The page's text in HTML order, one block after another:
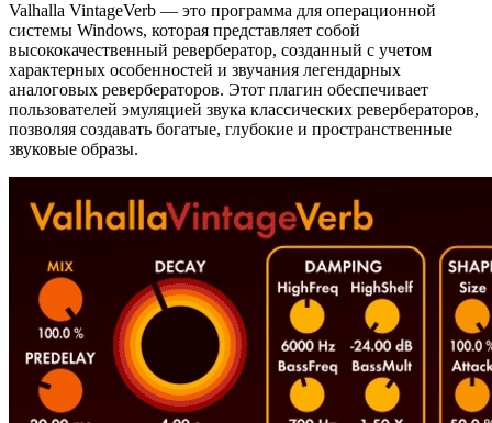
Valhalla VintageVerb — это программа для операционной
системы Windows, которая представляет собой
высококачественный ревербератор, созданный с учетом
характерных особенностей и звучания легендарных
аналоговых ревербераторов. Этот плагин обеспечивает
пользователей эмуляцией звука классических ревербераторов,
позволяя создавать богатые, глубокие и пространственные
звуковые образы.